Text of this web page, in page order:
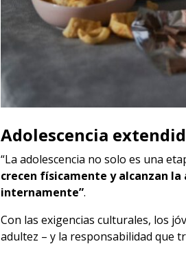
Adolescencia
“La adolescencia no solo es una
crecen físicamente y alcanzan
internamente”.
Con las exigencias culturales, los
adultez – y la responsabilidad que